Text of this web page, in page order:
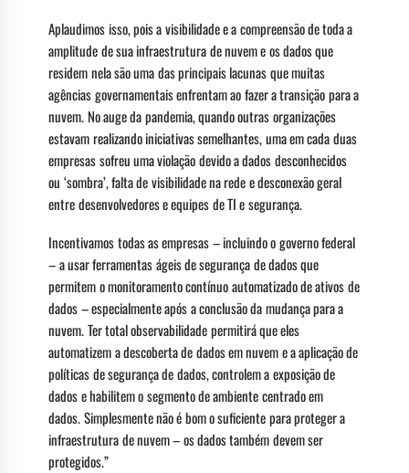
Aplaudimos isso, pois a visibilidade e a compreensão de toda a
amplitude de sua infraestrutura de nuvem e os dados que
residem nela são uma das principais lacunas que muitas
agências governamentais enfrentam ao fazer a transição para a
nuvem. No auge da pandemia, quando outras organizações
estavam realizando iniciativas semelhantes, uma em cada duas
empresas sofreu uma violação devido a dados desconhecidos
ou ‘sombra’, falta de visibilidade na rede e desconexão geral
entre desenvolvedores e equipes de TI e segurança.
Incentivamos todas as empresas – incluindo o governo federal
– a usar ferramentas ágeis de segurança de dados que
permitem o monitoramento contínuo automatizado de ativos de
dados – especialmente após a conclusão da mudança para a
nuvem. Ter total observabilidade permitirá que eles
automatizem a descoberta de dados em nuvem e a aplicação de
políticas de segurança de dados, controlem a exposição de
dados e habilitem o segmento de ambiente centrado em
dados. Simplesmente não é bom o suficiente para proteger a
infraestrutura de nuvem – os dados também devem ser
protegidos.”